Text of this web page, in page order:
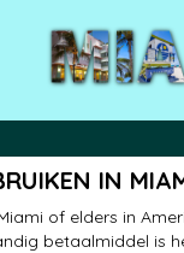
IN
of elders in
betaalmiddel is